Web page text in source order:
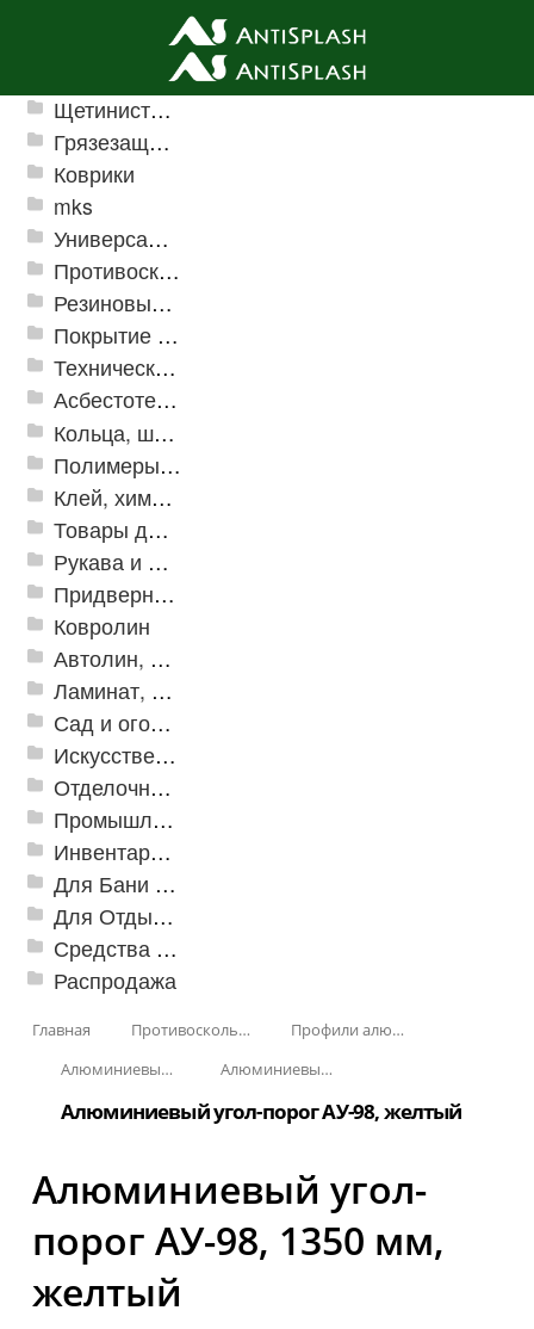
Ячеистые грязезащитные покрытия
Щетинистые покрытия
Грязезащитные, влаговпитывающие покрытия
Коврики
mks
Универсальные модульные покрытия
Противоскользящая защита для лестниц, профили, ленты
Резиновые и ПВХ дорожки
Покрытие из резиновой крошки
Техническая резина
Асбестотехнические и теплоизоляционные материалы
Кольца, шайбы, манжеты
Полимеры и пластики
Клей, химия, сопутствующие товары
Товары для дома
Рукава и шланги промышленные
Придверные решетки
Ковролин
Автолин, Транслин, Линолеум
Ламинат, Кварцвиниловая плитка SPC
Сад и огород
Искусственная трава
Отделочные профили
Промышленный текстиль
Инвентарь для клининга
Для Бани и Сауны
Для Отдыха и Пикника
Средства от насекомых и садовых вредителей
Распродажа
Главная Противоскользящая защита для лестниц, профили, ленты
Профили алюминиевые с резиновой вставкой
Алюминиевый угол-порог с резиновой вставкой
Алюминиевый угол-порог с тройной резиновой вставкой АУ-98
Алюминиевый угол-порог АУ-98, желтый
Алюминиевый угол-
порог АУ-98, 1350 мм,
желтый